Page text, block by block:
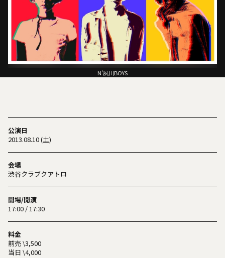
N'夙川BOYS
公演日
2013.08.10 (土)
会場
渋谷クラブクアトロ
開場/開演
17:00 / 17:30
料金
前売 \3,500
当日 \4,000